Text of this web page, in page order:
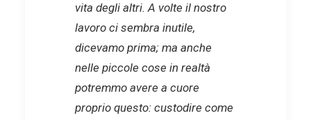
vita degli altri. A volte il nostro
lavoro ci sembra inutile,
dicevamo prima; ma anche
nelle piccole cose in realtà
potremmo avere a cuore
proprio questo: custodire come